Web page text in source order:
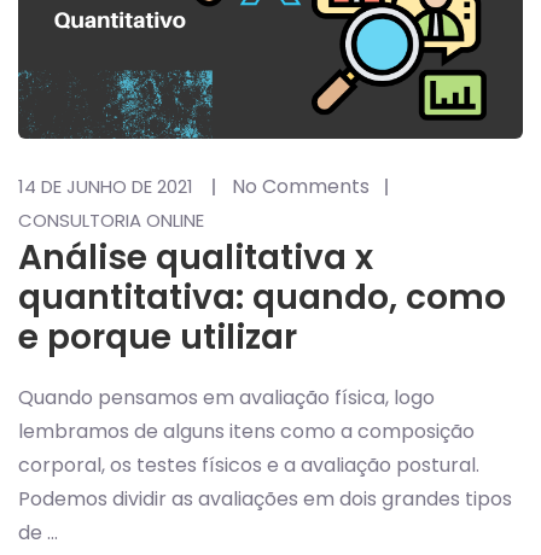
14 DE JUNHO DE 2021 No Comments
CONSULTORIA ONLINE
Análise qualitativa x
quantitativa: quando, como
e porque utilizar
Quando pensamos em avaliação física, logo
lembramos de alguns itens como a composição
corporal, os testes físicos e a avaliação postural.
Podemos dividir as avaliações em dois grandes tipos
de ...